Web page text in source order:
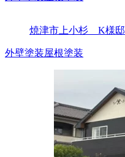
焼津市上小杉 K様邸
外壁塗装屋根塗装